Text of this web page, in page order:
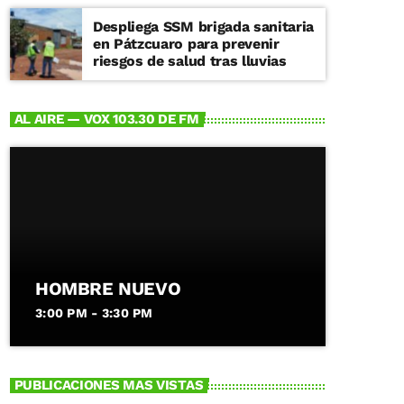
Despliega SSM brigada sanitaria
en Pátzcuaro para prevenir
riesgos de salud tras lluvias
AL AIRE — VOX 103.30 DE FM
HOMBRE NUEVO
3:00 PM - 3:30 PM
PUBLICACIONES MAS VISTAS